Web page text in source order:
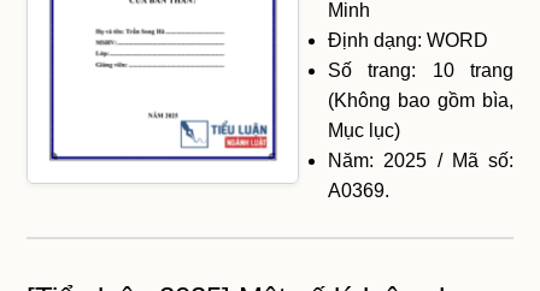
Minh
Định dạng: WORD
Số trang: 10 trang
(Không bao gồm bìa,
Mục lục)
Năm: 2025 / Mã số:
A0369.